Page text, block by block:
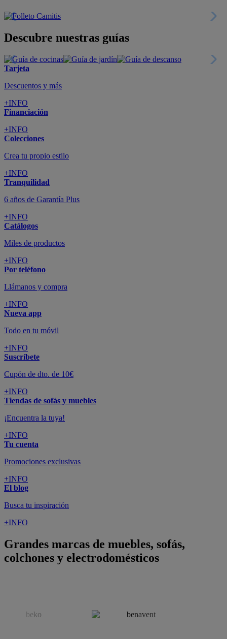
Descubre nuestras guías
Tarjeta
Descuentos y más
+INFO
Financiación
+INFO
Colecciones
Crea tu propio estilo
+INFO
Tranquilidad
6 años de Garantía Plus
+INFO
Catálogos
Miles de productos
+INFO
Por teléfono
Llámanos y compra
+INFO
Nueva app
Todo en tu móvil
+INFO
Suscríbete
Cupón de dto. de 10€
+INFO
Tiendas de sofás y muebles
¡Encuentra la tuya!
+INFO
Tu cuenta
Promociones exclusivas
+INFO
El blog
Busca tu inspiración
+INFO
Grandes marcas de muebles, sofás,
colchones y electrodomésticos